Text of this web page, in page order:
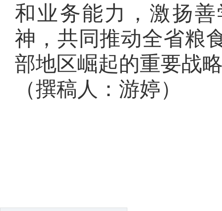
和业务能力，激扬
神， 共同推动全省粮
部地区崛起的重要战
（撰稿人：游婷）